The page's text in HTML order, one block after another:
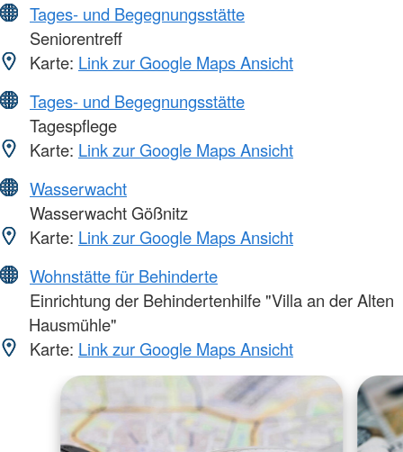
Tages- und Begegnungsstätte
Seniorentreff
Karte: Link zur Google Maps Ansicht
Tages- und Begegnungsstätte
Tagespflege
Karte: Link zur Google Maps Ansicht
Wasserwacht
Wasserwacht Gößnitz
Karte: Link zur Google Maps Ansicht
Wohnstätte für Behinderte
Einrichtung der Behindertenhilfe "Villa an der Alten
Hausmühle"
Karte: Link zur Google Maps Ansicht